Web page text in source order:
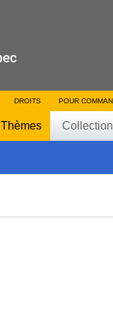
DROITS POUR
Thèmes